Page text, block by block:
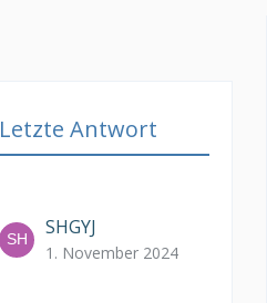
Letzte Antwort
SHGYJ
1. November 2024